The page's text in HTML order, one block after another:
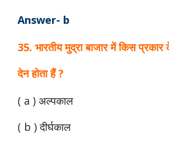
Answer- b
35. भारतीय मुद्रा बाजार में किस
देन होता हैं ?
( a ) अल्पकाल
( b ) दीर्घकाल